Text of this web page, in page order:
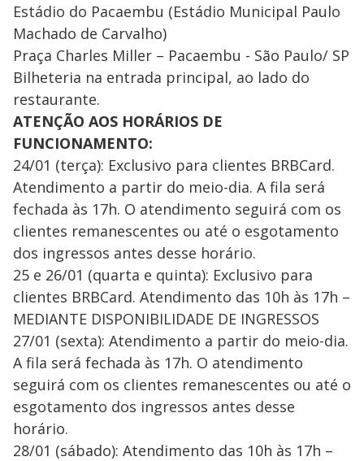
Estádio do Pacaembu (Estádio Municipal Paulo
Machado de Carvalho)
Praça Charles Miller – Pacaembu - São Paulo/ SP
Bilheteria na entrada principal, ao lado do
restaurante.
ATENÇÃO AOS HORÁRIOS DE
FUNCIONAMENTO:
24/01 (terça): Exclusivo para clientes BRBCard.
Atendimento a partir do meio-dia. A fila será
fechada às 17h. O atendimento seguirá com os
clientes remanescentes ou até o esgotamento
dos ingressos antes desse horário.
25 e 26/01 (quarta e quinta): Exclusivo para
clientes BRBCard. Atendimento das 10h às 17h –
MEDIANTE DISPONIBILIDADE DE INGRESSOS
27/01 (sexta): Atendimento a partir do meio-dia.
A fila será fechada às 17h. O atendimento
seguirá com os clientes remanescentes ou até o
esgotamento dos ingressos antes desse
horário.
28/01 (sábado): Atendimento das 10h às 17h –